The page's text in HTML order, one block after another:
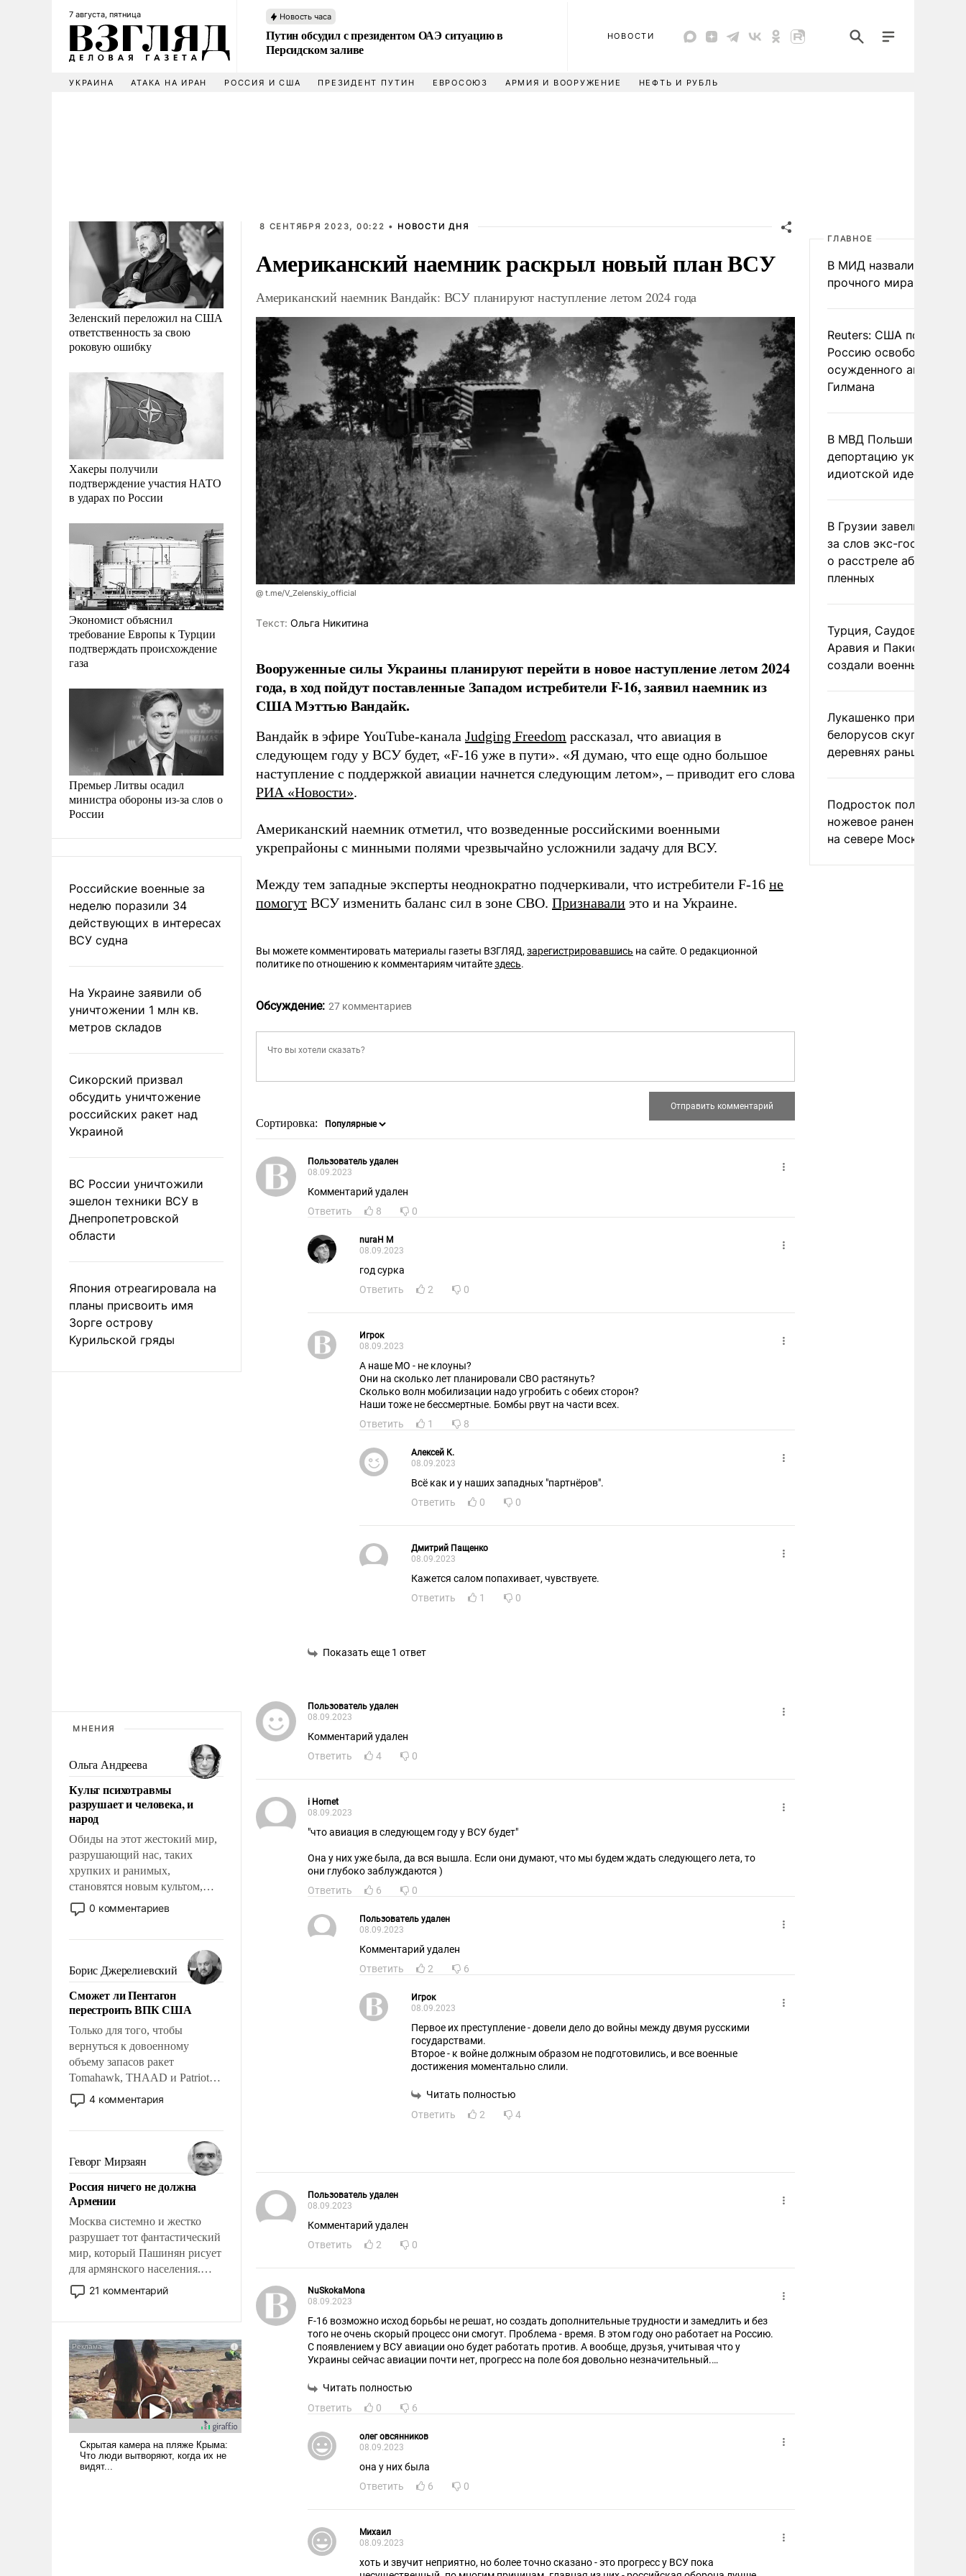
7 августа, пятница Новость часа
Путин обсудил с президентом ОАЭ ситуацию в
Персидском заливе
НОВОСТИ
УКРАИНА АТАКА НА ИРАН РОССИЯ И США ПРЕЗИДЕНТ ПУТИН ЕВРОСОЮЗ АРМИЯ И ВООРУЖЕНИЕ НЕФТЬ И РУБЛЬ
Зеленский переложил на США
ответственность за свою
роковую ошибку
Хакеры получили
подтверждение участия НАТО
в ударах по России
Экономист объяснил
требование Европы к Турции
подтверждать происхождение
газа
Премьер Литвы осадил
министра обороны из-за слов о
России
Российские военные за
неделю поразили 34
действующих в интересах
ВСУ судна
На Украине заявили об
уничтожении 1 млн кв.
метров складов
Сикорский призвал
обсудить уничтожение
российских ракет над
Украиной
ВС России уничтожили
эшелон техники ВСУ в
Днепропетровской
области
Япония отреагировала на
планы присвоить имя
Зорге острову
Курильской гряды
МНЕНИЯ
Ольга Андреева
Культ психотравмы
разрушает и человека, и
народ
Обиды на этот жестокий мир,
разрушающий нас, таких
хрупких и ранимых,
становятся новым культом,
постепенно вытесняя и
отменяя традиционное
мужественным и твердым под
ударами судьбы, брать на себя
ответственность, помогать
слабым, идти вперед и
адаптироваться.
0 комментариев
Борис Джерелиевский
Сможет ли Пентагон
перестроить ВПК США
Только для того, чтобы
вернуться к довоенному
объему запасов ракет
Tomahawk, THAAD и Patriot
США потребуется более трех
лет. Даже небольшая война с
Сложившаяся ситуация
означает многолетний период
уязвимости США, например,
перед Китаем.
4 комментария
Геворг Мирзаян
Россия ничего не должна
Армении
Москва системно и жестко
разрушает тот фантастический
мир, который Пашинян рисует
для армянского населения.
Мир, где политические
прожекты будут безусловно
налогоплательщиков и где
Еревану за свои поступки не
нужно отвечать.
21 комментарий
8 СЕНТЯБРЯ 2023, 00:22 • НОВОСТИ ДНЯ
Американский наемник раскрыл новый план ВСУ
Американский наемник Вандайк: ВСУ планируют наступление летом 2024 года
@ t.me/V_Zelenskiy_official
Tекст: Ольга Никитина
Вооруженные силы Украины планируют перейти в новое наступление летом 2024
года, в ход пойдут поставленные Западом истребители F-16, заявил наемник из
США Мэттью Вандайк.
Вандайк в эфире YouTube-канала Judging Freedom рассказал, что авиация в
следующем году у ВСУ будет, «F-16 уже в пути». «Я думаю, что еще одно большое
наступление с поддержкой авиации начнется следующим летом», – приводит его слова
РИА «Новости».
Американский наемник отметил, что возведенные российскими военными
укрепрайоны с минными полями чрезвычайно усложнили задачу для ВСУ.
Между тем западные эксперты неоднократно подчеркивали, что истребители F-16 не
помогут ВСУ изменить баланс сил в зоне СВО. Признавали это и на Украине.
Вы можете комментировать материалы газеты ВЗГЛЯД,зарегистрировавшись на сайте. О редакционной
политике по отношению к комментариям читайтездесь.
Обсуждение: 27 комментариев
Сортировка:
Пользователь удален
08.09.2023
Комментарий удален
Ответить
8 0
nuraH M
08.09.2023
год сурка
Ответить
2 0
Игрок
08.09.2023
А наше МО - не клоуны?
Они на сколько лет планировали СВО растянуть?
Сколько волн мобилизации надо угробить с обеих сторон?
Наши тоже не бессмертные. Бомбы рвут на части всех.
Ответить
1 8
Алексей К.
08.09.2023
Всё как и у наших западных "партнёров".
Ответить
0 0
Дмитрий Пащенко
08.09.2023
Кажется салом попахивает, чувствуете.
Ответить
1 0
Показать еще 1 ответ
Пользователь удален
08.09.2023
Комментарий удален
Ответить
4 0
i Hornet
08.09.2023
"что авиация в следующем году у ВСУ будет"
Она у них уже была, да вся вышла. Если они думают, что мы будем ждать следующего лета, то
они глубоко заблуждаются )
Ответить
6 0
Пользователь удален
08.09.2023
Комментарий удален
Ответить
2 6
Игрок
08.09.2023
Первое их преступление - довели дело до войны между двумя русскими
государствами.
Второе - к войне должным образом не подготовились, и все военные
достижения моментально слили.
Читать полностью
Ответить
2 4
Пользователь удален
08.09.2023
Комментарий удален
Ответить
2 0
NuSkokaMona
08.09.2023
F-16 возможно исход борьбы не решат, но создать дополнительные трудности и замедлить и без
того не очень скорый процесс они смогут. Проблема - время. В этом году оно работает на Россию.
С появлением у ВСУ авиации оно будет работать против. А вообще, друзья, учитывая что у
Украины сейчас авиации почти нет, прогресс на поле боя довольно незначительный.
Читать полностью
Ответить
0 6
олег овсянников
08.09.2023
она у них была
Ответить
6 0
Михаил
08.09.2023
хоть и звучит неприятно, но более точно сказано - это прогресс у ВСУ пока
ГЛАВНОЕ
В МИД назвали условия
прочного мира на
Reuters: США
Россию освободить
осужденного
Гилмана
В МВД Польши назвали
депортацию украинцев
идиотской идеей
В Грузии завели дело
за слов экс-
о расстреле абхазских
пленных
Турция, Саудовская
Аравия и Пакистан
создали военный союз
Лукашенко призвал
белорусов скупать
деревнях раньше
Подросток получил
ножевое ранение в
на севере Москвы